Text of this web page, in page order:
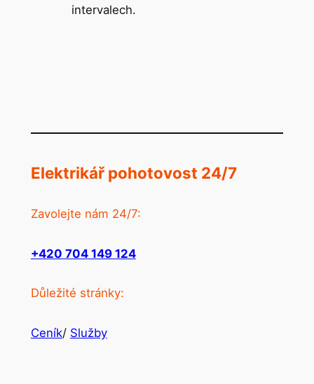
intervalech.
Elektrikář pohotovost 24/7
Zavolejte nám 24/7:
+420 704 149 124
Důležité stránky:
Ceník/ Služby